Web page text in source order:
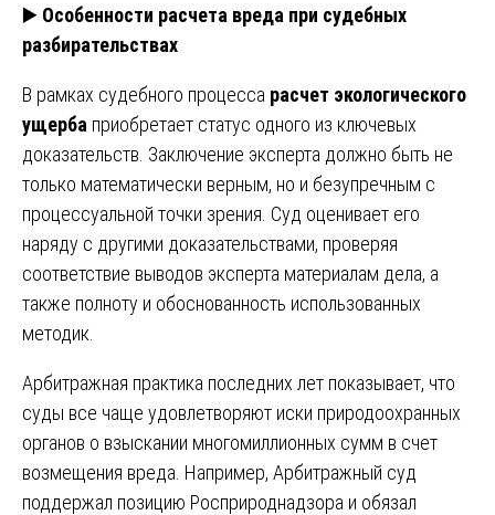
▶️ Особенности расчета вреда при судебных
разбирательствах
В рамках судебного процесса расчет экологического
ущерба приобретает статус одного из ключевых
доказательств. Заключение эксперта должно быть не
только математически верным, но и безупречным с
процессуальной точки зрения. Суд оценивает его
наряду с другими доказательствами, проверяя
соответствие выводов эксперта материалам дела, а
также полноту и обоснованность использованных
методик.
Арбитражная практика последних лет показывает, что
суды все чаще удовлетворяют иски природоохранных
органов о взыскании многомиллионных сумм в счет
возмещения вреда. Например, Арбитражный суд
поддержал позицию Росприроднадзора и обязал